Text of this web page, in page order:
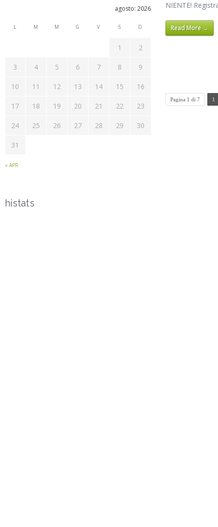
NIENTE!
Read More →
Pagina 1 di 7 1
agosto: 2026
L M M G V S D
« APR
1 2
3 4 5 6 7 8 9
10 11 12 13 14 15 16
17 18 19 20 21 22 23
24 25 26 27 28 29 30
31
histats